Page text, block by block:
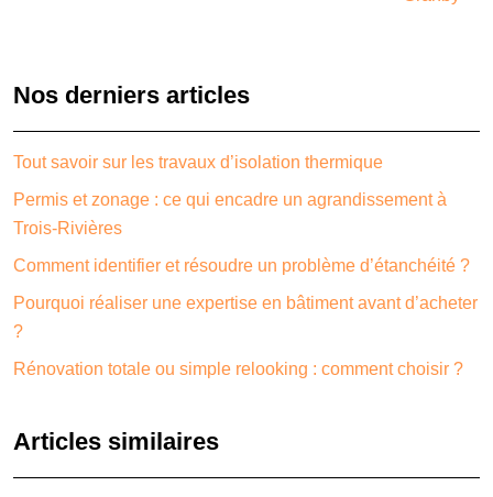
Nos derniers articles
Tout savoir sur les travaux d’isolation thermique
Permis et zonage : ce qui encadre un agrandissement à
Trois-Rivières
Comment identifier et résoudre un problème d’étanchéité ?
Pourquoi réaliser une expertise en bâtiment avant d’acheter
?
Rénovation totale ou simple relooking : comment choisir ?
Articles similaires